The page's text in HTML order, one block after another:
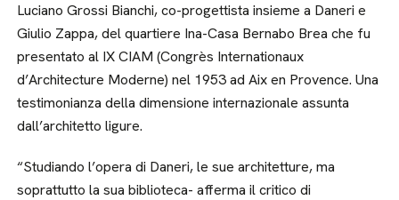
Luciano Grossi Bianchi, co-progettista insieme a Daneri e
Giulio Zappa, del quartiere Ina-Casa Bernabo Brea che fu
presentato al IX CIAM (Congrès Internationaux
d’Architecture Moderne) nel 1953 ad Aix en Provence. Una
testimonianza della dimensione internazionale assunta
dall’architetto ligure.
“Studiando l’opera di Daneri, le sue architetture, ma
soprattutto la sua biblioteca- afferma il critico di